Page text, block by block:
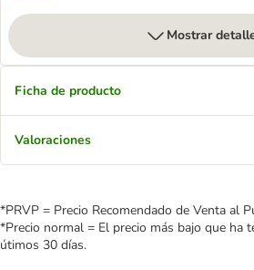
Mostrar
Ficha de producto
Valoraciones
*PRVP = Precio Recomendado de Venta al
*Precio normal = El precio más bajo que ha
útimos 30 días.